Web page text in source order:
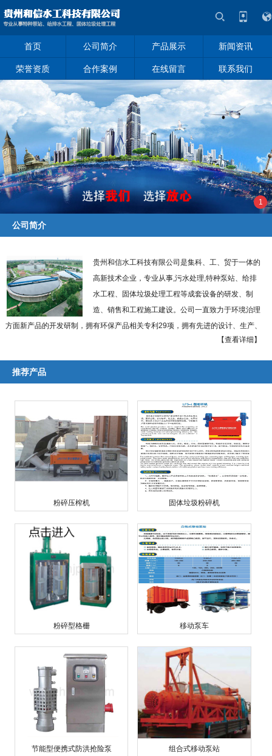
首页 公司简介 产品展示 新闻资讯
荣誉资质 合作案例 在线留言 联系我们
1
公司简介
贵州和信水工科技有限公司是集科、工、贸于一体的
高新技术企业，专业从事,污水处理,特种泵站、给排
水工程、固体垃圾处理工程等成套设备的研发、制
造、销售和工程施工建设。公司一直致力于环境治理
方面新产品的开发研制，拥有环保产品相关专利29项，拥有先进的设计、生产、
加工和检测手段，建有各类产品检测中心及泰州市环境技术研究中心。
技装备开发研制的递进式经营理念，大力推进特种泵站设备、给排水工程设备、
国内率先研制出粉碎型格栅、模块式浮坞泵船、固体垃圾粉碎机、低速剪切式秸
杆粉碎机、城市生活垃圾无氧热解系列化成套装备，并相继通过了科技成果鉴
定，多次获得省市级科技进步奖。
公司座落于贵州省贵阳市贵安新区马场镇数字文化产业园。长期以来，以诚
信的经营理念，雄厚的技术力量，先进的工艺设施，丰富的施工经验取信于国内
外广大用户及建设施工单位，多次获国家及地区党政部门嘉奖。 ...【查看详细】
【查看详细】
推荐产品
粉碎压榨机 固体垃圾粉碎机
粉碎型格栅 移动泵车
节能型便携式防洪抢险泵 组合式移动泵站